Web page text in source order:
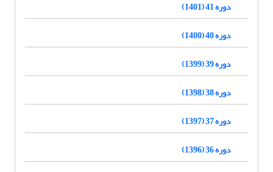
دوره 41 (1401)
دوره 40 (1400)
دوره 39 (1399)
دوره 38 (1398)
دوره 37 (1397)
دوره 36 (1396)